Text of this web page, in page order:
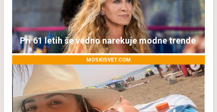
Pri 61 letih še vedno narekuje modne trende
MOSKISVET.COM